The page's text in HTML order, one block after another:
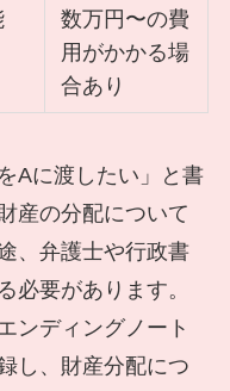
数万円〜の費
用がかかる場
合あり
Aに渡したい」と書
産の分配について
、弁護士や行政書
必要があります。
ンディングノート
し、財産分配につ